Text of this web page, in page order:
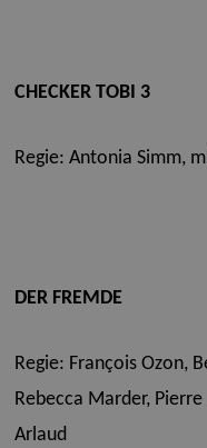
CHECKER TOBI 3
Regie: Antonia Simm,
DER FREMDE
Regie: François Ozon,
Rebecca Marder,
Arlaud